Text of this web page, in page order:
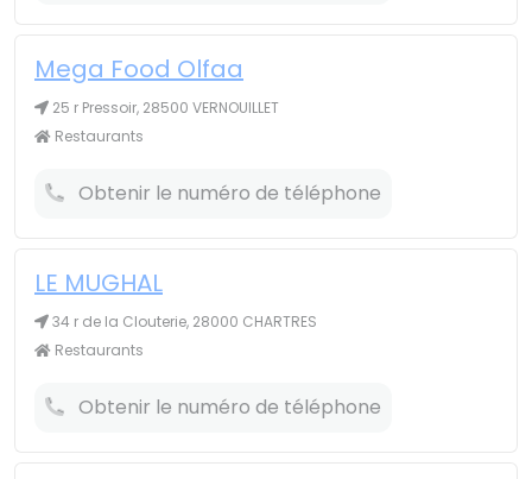
Mega Food Olfaa
25 r Pressoir, 28500 VERNOUILLET
Restaurants
Obtenir le numéro de téléphone
LE MUGHAL
34 r de la Clouterie, 28000 CHARTRES
Restaurants
Obtenir le numéro de téléphone